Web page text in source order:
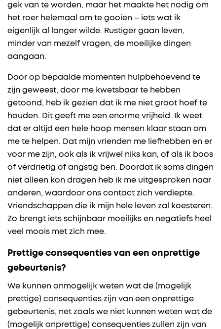
gek van te worden, maar het maakte het nodig om
het roer helemaal om te gooien – iets wat ik
eigenlijk al langer wilde. Rustiger gaan leven,
minder van mezelf vragen, de moeilijke dingen
aangaan.
Door op bepaalde momenten hulpbehoevend te
zijn geweest, door me kwetsbaar te hebben
getoond, heb ik gezien dat ik me niet groot hoef te
houden. Dit geeft me een enorme vrijheid. Ik weet
dat er altijd een hele hoop mensen klaar staan om
me te helpen. Dat mijn vrienden me liefhebben en er
voor me zijn, ook als ik vrijwel niks kan, of als ik boos
of verdrietig of angstig ben. Doordat ik soms dingen
niet alleen kon dragen heb ik me uitgesproken naar
anderen, waardoor ons contact zich verdiepte.
Vriendschappen die ik mijn hele leven zal koesteren.
Zo brengt iets schijnbaar moeilijks en negatiefs heel
veel moois met zich mee.
Prettige consequenties van een onprettige
gebeurtenis?
We kunnen onmogelijk weten wat de (mogelijk
prettige) consequenties zijn van een onprettige
gebeurtenis, net zoals we niet kunnen weten wat de
(mogelijk onprettige) consequenties zullen zijn van